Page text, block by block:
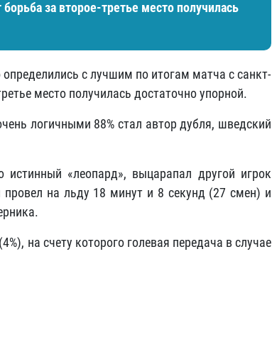
за второе-третье место получилась
с лучшим по итогам матча с санкт-
место получилась достаточно упорной.
логичными 88% стал автор дубля, шведский
«леопард», выцарапал другой игрок
провел на льду 18 минут и 8 секунд (27 смен) и
(4%), на счету которого голевая передача в случае